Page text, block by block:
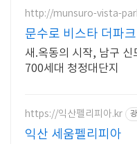
http://munsuro-vista-
문수로 비스타 더파
새.옥동의 시작, 남구 신
700세대 청정대단지
https://익산펠리피아.kr
익산 세움펠리피아